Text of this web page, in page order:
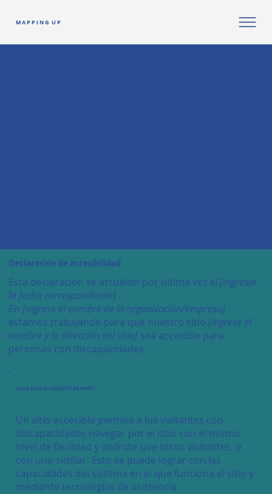
M A P P I N G U P
Declaración de accesibilidad
Esta declaración se actualizó por última vez el [ingresar
la fecha correspondiente].
En [ingrese el nombre de la organización/empresa]
estamos trabajando para que nuestro sitio [ingrese el
nombre y la dirección del sitio]sea accesible para
personas con discapacidades.
¿Qué es la accesibilidad web?
Un sitio accesible permite a los visitantes con
discapacidades navegar por el sitio con el mismo
nivel de facilidad y disfrute que otros visitantes, o
con uno similar. Esto se puede lograr con las
capacidades del sistema en el que funciona el sitio y
mediante tecnologías de asistencia.